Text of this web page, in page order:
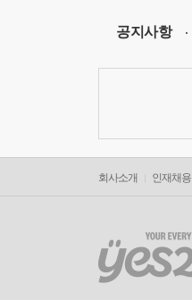
공지사항
회사소개 인재채용